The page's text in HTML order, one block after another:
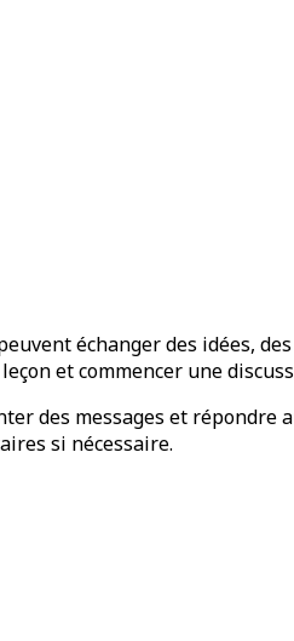
échanger des idées,
et commencer une
des messages et répondre
si nécessaire.